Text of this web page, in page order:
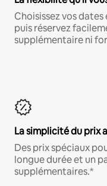
Choisissez vos
puis réservez
supplémentaire ni
La simplicité du prix
Des prix spéciaux
longue durée et un
supplémentaires.*